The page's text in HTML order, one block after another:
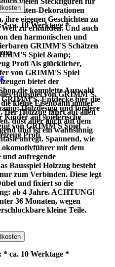
Dekorationen
ihre eigenen Geschichten zu
zu erkunden. Und auch
den harmonischen und
GRIMM'S Schätzen
Spiel &amp;
Profi Als glücklicher,
von GRIMM'S Spiel
bietet der
die komplette Auswahl
GRIMM'S. Entdecke hier die
Holzdesign und fördere
Kinder auf spielerische
von GRIMM'S Spiel
Profi
ca. 10 Werktage *
Bauspiel von GRIMM´S.
kleine Eisenbahn immer
Der Holzzug fährt auf allen
düst aber auch auf dem
und ist ein wahnsinnig
anregt. Spannend, wie
mit dem
und aufregende
Bausspiel Holzzug besteht
zum Verbinden. Diese legt
und fixiert so die
ab 4 Jahre. ACHTUNG!
36 Monaten, wegen
kleine Teile.
ca. 10 Werktage *